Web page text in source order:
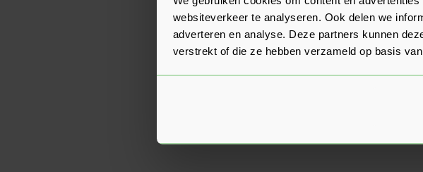
websiteverkeer te analyseren. Ook delen we
adverteren en analyse. Deze partners kunnen
verstrekt of die ze hebben verzameld op basis